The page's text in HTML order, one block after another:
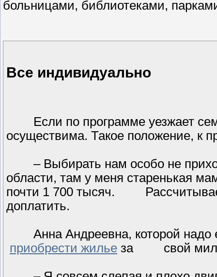
больницами, библиотеками,
Все индивидуально
Если по программе уезжает
осуществима. Такое
– Выбирать нам особо не
области, там у меня старенькая
почти 1 700 тысяч.
доплатить.
Анна Андреевна, которой
приобрести жилье за свой